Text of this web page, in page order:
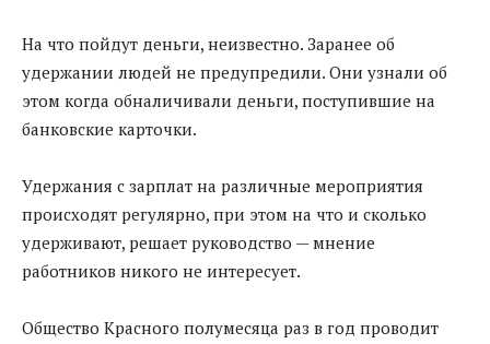
На что пойдут деньги, неизвестно. Заранее об
удержании людей не предупредили. Они узнали об
этом когда обналичивали деньги, поступившие на
банковские карточки.
Удержания с зарплат на различные мероприятия
происходят регулярно, при этом на что и сколько
удерживают, решает руководство — мнение
работников никого не интересует.
Общество Красного полумесяца раз в год проводит